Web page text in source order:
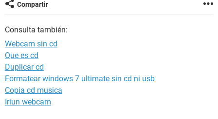
Compartir
Consulta también:
Webcam sin cd
Que es cd
Duplicar cd
Formatear windows 7 ultimate sin cd ni usb
Copia cd musica
Iriun webcam